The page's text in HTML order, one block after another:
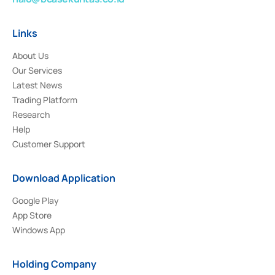
Links
About Us
Our Services
Latest News
Trading Platform
Research
Help
Customer Support
Download Application
Google Play
App Store
Windows App
Holding Company